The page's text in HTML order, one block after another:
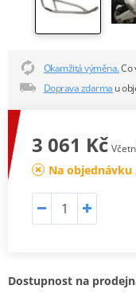
Okamžitá výměna.Co
Doprava zdarma u
3 061 Kč
Na objednávku
Dostupnost na